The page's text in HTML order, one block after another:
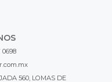
0698
560, LOMAS DE